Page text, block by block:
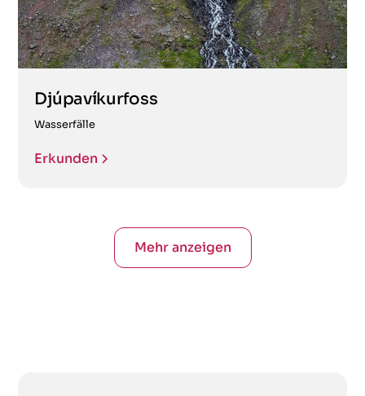
Djúpavíkurfoss
Wasserfälle
Erkunden
Mehr anzeigen